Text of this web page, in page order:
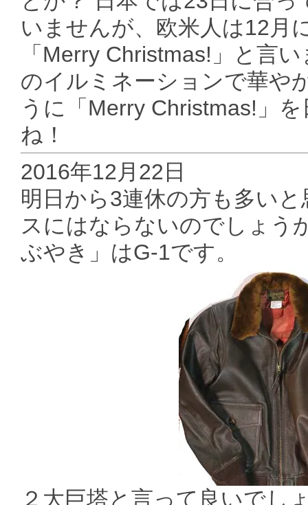
いませんが、欧米人は12月
「Merry Christmas!」と言
のイルミネーションで華や
うに「Merry Christmas!」
ね！
2016年12月22日
明日から3連休の方も多い
スにはならないのでしょう
ぶやき」はG-1です。
２大巨塔と言って良いでし